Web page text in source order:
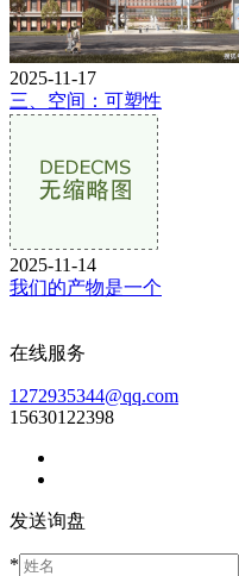
2025-11-17
三、空间：可塑性
2025-11-14
我们的产物是一个
在线服务
1272935344@qq.com
15630122398
发送询盘
*